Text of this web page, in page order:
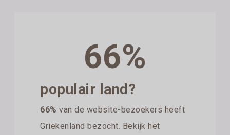
66%
populair land?
66% van de website-bezoekers heeft
Griekenland bezocht. Bekijk het